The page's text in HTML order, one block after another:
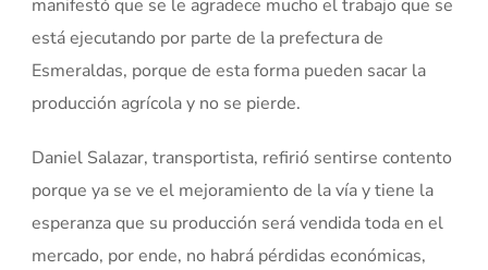
manifestó que se le agradece mucho el trabajo que se
está ejecutando por parte de la prefectura de
Esmeraldas, porque de esta forma pueden sacar la
producción agrícola y no se pierde.
Daniel Salazar, transportista, refirió sentirse contento
porque ya se ve el mejoramiento de la vía y tiene la
esperanza que su producción será vendida toda en el
mercado, por ende, no habrá pérdidas económicas,